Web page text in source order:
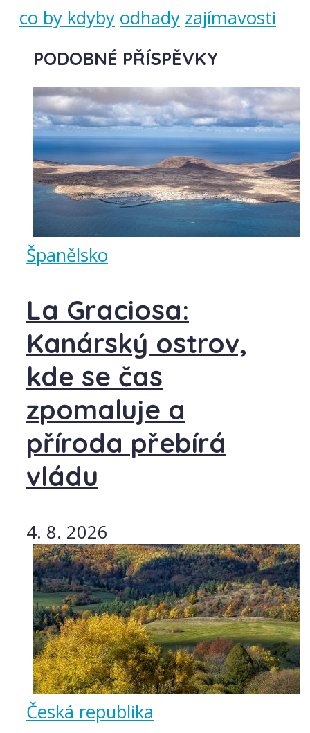
co by kdyby odhady zajímavosti
PODOBNÉ PŘÍSPĚVKY
Španělsko
La Graciosa:
Kanárský ostrov,
kde se čas
zpomaluje a
příroda přebírá
vládu
4. 8. 2026
Česká republika